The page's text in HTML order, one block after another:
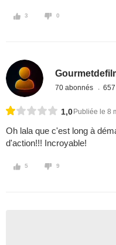
3 0
70 abonnés
1,0 Publiée le 8
Oh lala que c'est long à
d'action!!! Incroyable!
5 9